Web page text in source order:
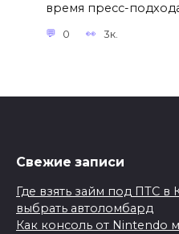
время пресс-
0 3к.
Свежие записи
Где взять займ под ПТС в
выбрать автоломбард
Как консоль от Nintendo